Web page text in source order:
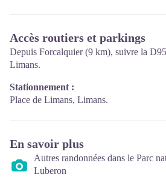
Accès routiers et parkings
Depuis Forcalquier (9 km), suivre la
Limans.
Stationnement :
Place de Limans, Limans.
En savoir plus
Autres randonnées dans le Parc
Luberon